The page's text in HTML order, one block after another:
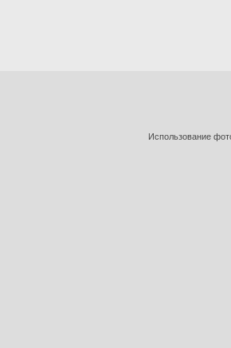
Использование